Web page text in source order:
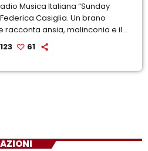
Musica Italiana “Sunday
Casiglia. Un brano
racconta ansia, malinconia e il
sé stessi.
123 61